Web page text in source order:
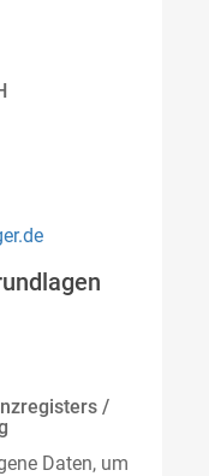
/
Daten, um